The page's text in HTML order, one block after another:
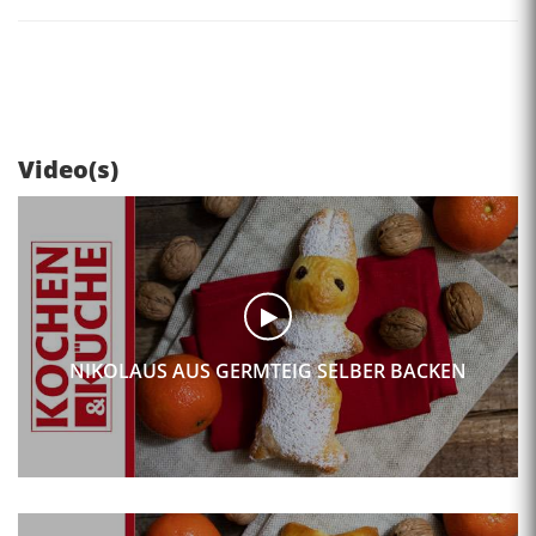
Video(s)
NIKOLAUS AUS GERMTEIG SELBER BACKEN